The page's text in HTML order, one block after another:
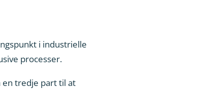
i industrielle
processer.
en tredje part til at